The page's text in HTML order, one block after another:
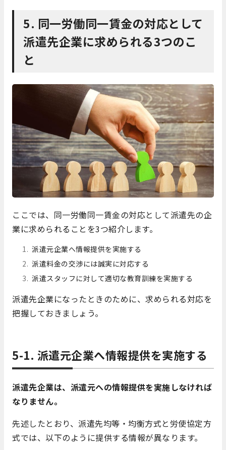
5. 同一労働同一賃金の対応として
派遣先企業に求められる3つのこ
と
ここでは、同一労働同一賃金の対応として派遣先の企
業に求められることを3つ紹介します。
派遣元企業へ情報提供を実施する
派遣料金の交渉には誠実に対応する
派遣スタッフに対して適切な教育訓練を実施する
派遣先企業になったときのために、求められる対応を
把握しておきましょう。
5-1. 派遣元企業へ情報提供を実施する
派遣先企業は、派遣元への情報提供を実施しなければ
なりません。
先述したとおり、派遣先均等・均衡方式と労使協定方
式では、以下のように提供する情報が異なります。